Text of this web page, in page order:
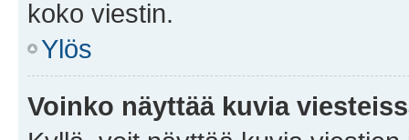
koko viestin.
Ylös
Voinko näyttää kuvia